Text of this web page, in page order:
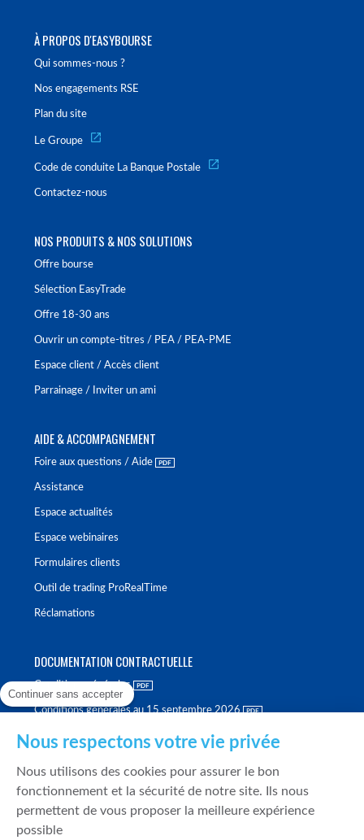
À PROPOS D'EASYBOURSE
Qui sommes-nous ?
Nos engagements RSE
Plan du site
Le Groupe
Code de conduite La Banque Postale
Contactez-nous
NOS PRODUITS & NOS SOLUTIONS
Offre bourse
Sélection EasyTrade
Offre 18-30 ans
Ouvrir un compte-titres / PEA / PEA-PME
Espace client / Accès client
Parrainage / Inviter un ami
AIDE & ACCOMPAGNEMENT
Foire aux questions / Aide
Assistance
Espace actualités
Espace webinaires
Formulaires clients
Outil de trading ProRealTime
Réclamations
DOCUMENTATION CONTRACTUELLE
Conditions générales
Conditions générales au 15 septembre 2026
Politique de meilleure sélection
Politique de durabilité
Fonds de garantie des dépôts et de résolution
Continuer sans accepter
Nous respectons votre vie privée
Nous utilisons des cookies pour assurer le bon
fonctionnement et la sécurité de notre site. Ils nous
permettent de vous proposer la meilleure expérience
possible